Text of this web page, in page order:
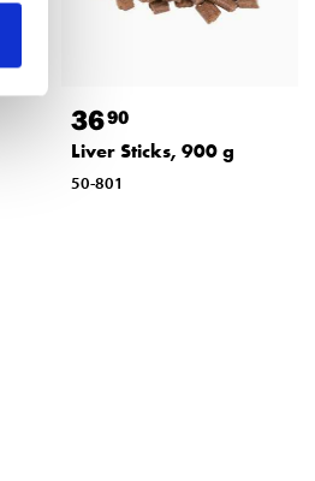
3690
Liver Sticks, 900 g
50-801